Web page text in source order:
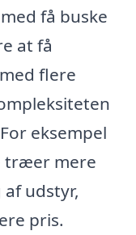
få buske
at få
flere
eksempel
træer mere
udstyr,
pris.